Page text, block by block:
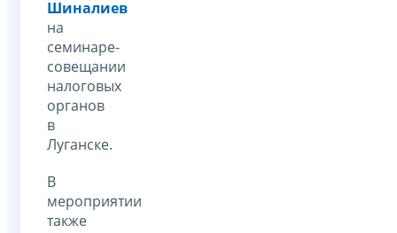
Шиналиев
на
семинаре-
совещании
налоговых
органов
в
Луганске.
В
мероприятии
также